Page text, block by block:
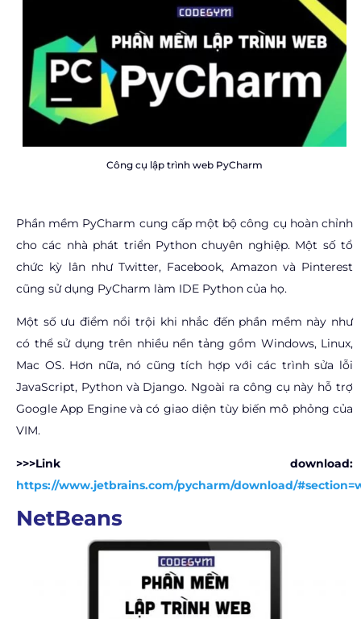
Công cụ lập trình web PyCharm
Phần mềm PyCharm cung cấp một bộ công cụ hoàn chỉnh
cho các nhà phát triển Python chuyên nghiệp. Một số tổ
chức kỳ lân như Twitter, Facebook, Amazon và Pinterest
cũng sử dụng PyCharm làm IDE Python của họ.
Một số ưu điểm nổi trội khi nhắc đến phần mềm này như
có thể sử dụng trên nhiều nền tảng gồm Windows, Linux,
Mac OS. Hơn nữa, nó cũng tích hợp với các trình sửa lỗi
JavaScript, Python và Django. Ngoài ra công cụ này hỗ trợ
Google App Engine và có giao diện tùy biến mô phỏng của
VIM.
>>>Link download:
https://www.jetbrains.com/pycharm/download/
NetBeans